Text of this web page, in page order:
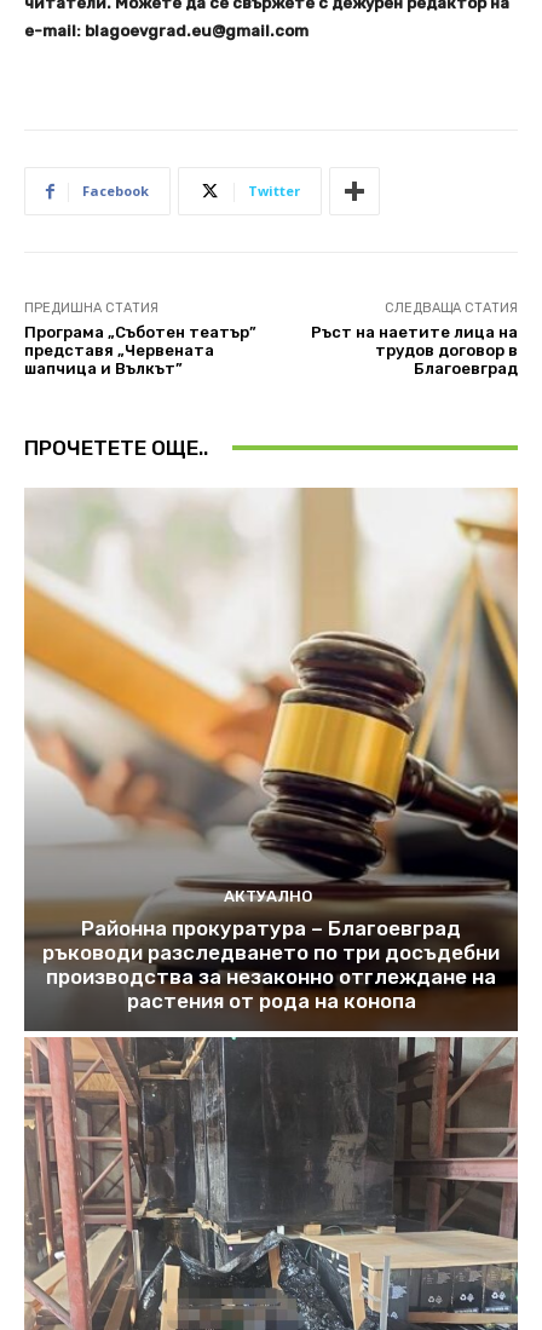
e-mail: blagoevgrad.eu@gmail.com
Facebook Twitter
ПРЕДИШНА СТАТИЯ
Програма „Съботен театър”
представя „Червената
шапчица и Вълкът”
СЛЕДВАЩА СТАТИЯ
Ръст на наетите лица на
трудов договор в
Благоевград
ПРОЧЕТЕТЕ ОЩЕ..
АКТУАЛНО
Районна прокуратура – Благоевград
ръководи разследването по три досъдебни
производства за незаконно отглеждане на
растения от рода на конопа